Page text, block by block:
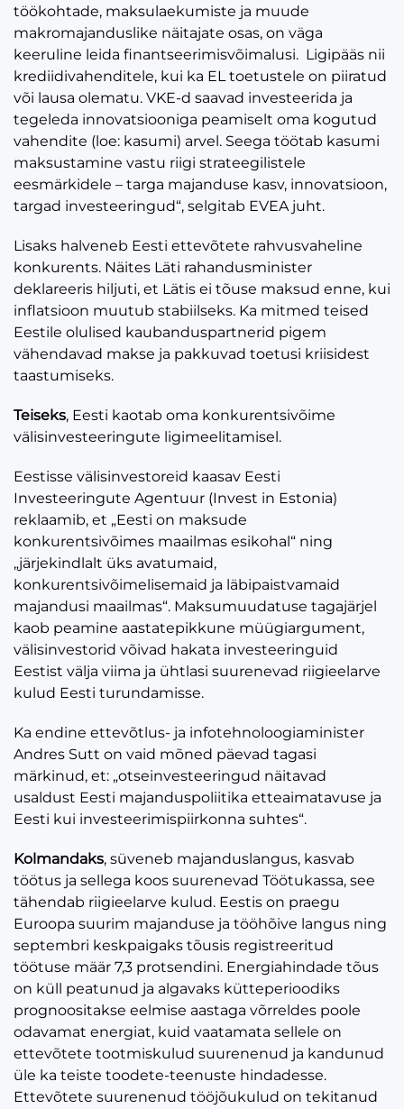
töökohtade, maksulaekumiste ja muude
makromajanduslike näitajate osas, on väga
keeruline leida finantseerimisvõimalusi. Ligipääs nii
krediidivahenditele, kui ka EL toetustele on piiratud
või lausa olematu. VKE-d saavad investeerida ja
tegeleda innovatsiooniga peamiselt oma kogutud
vahendite (loe: kasumi) arvel. Seega töötab kasumi
maksustamine vastu riigi strateegilistele
eesmärkidele – targa majanduse kasv, innovatsioon,
targad investeeringud“, selgitab EVEA juht.
Lisaks halveneb Eesti ettevõtete rahvusvaheline
konkurents. Näites Läti rahandusminister
deklareeris hiljuti, et Lätis ei tõuse maksud enne, kui
inflatsioon muutub stabiilseks. Ka mitmed teised
Eestile olulised kaubanduspartnerid pigem
vähendavad makse ja pakkuvad toetusi kriisidest
taastumiseks.
Teiseks, Eesti kaotab oma konkurentsivõime
välisinvesteeringute ligimeelitamisel.
Eestisse välisinvestoreid kaasav Eesti
Investeeringute Agentuur (Invest in Estonia)
reklaamib, et „Eesti on maksude
konkurentsivõimes maailmas esikohal“ ning
„järjekindlalt üks avatumaid,
konkurentsivõimelisemaid ja läbipaistvamaid
majandusi maailmas“. Maksumuudatuse tagajärjel
kaob peamine aastatepikkune müügiargument,
välisinvestorid võivad hakata investeeringuid
Eestist välja viima ja ühtlasi suurenevad riigieelarve
kulud Eesti turundamisse.
Ka endine ettevõtlus- ja infotehnoloogiaminister
Andres Sutt on vaid mõned päevad tagasi
märkinud, et: „otseinvesteeringud näitavad
usaldust Eesti majanduspoliitika etteaimatavuse ja
Eesti kui investeerimispiirkonna suhtes“.
Kolmandaks, süveneb majanduslangus, kasvab
töötus ja sellega koos suurenevad Töötukassa, see
tähendab riigieelarve kulud. Eestis on praegu
Euroopa suurim majanduse ja tööhõive langus ning
septembri keskpaigaks tõusis registreeritud
töötuse määr 7,3 protsendini. Energiahindade tõus
on küll peatunud ja algavaks kütteperioodiks
prognoositakse eelmise aastaga võrreldes poole
odavamat energiat, kuid vaatamata sellele on
ettevõtete tootmiskulud suurenenud ja kandunud
üle ka teiste toodete-teenuste hindadesse.
Ettevõtete suurenenud tööjõukulud on tekitanud